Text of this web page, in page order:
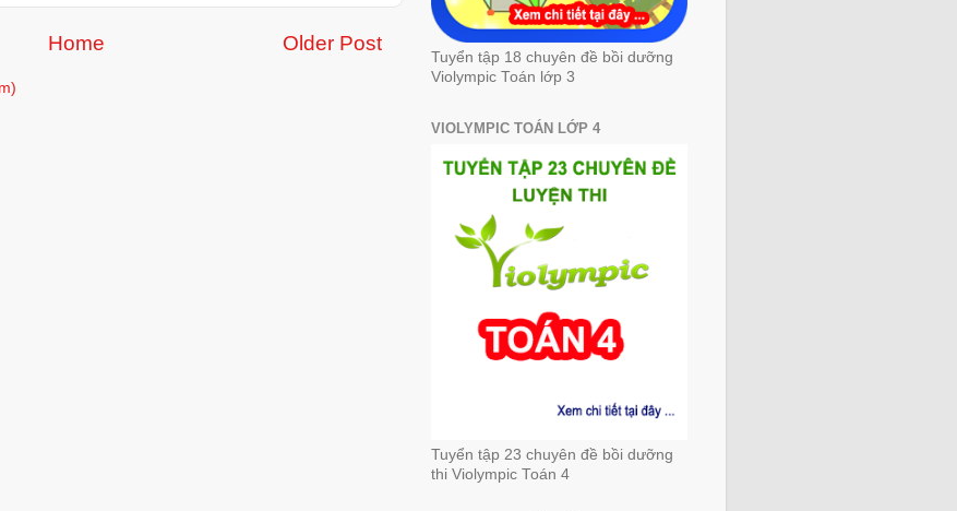
Older Post
Home
Tuyển tập 18 chuyên đề bồi dưỡng
Violympic Toán lớp 3
VIOLYMPIC TOÁN LỚP 4
Tuyển tập 23 chuyên đề bồi dưỡng
thi Violympic Toán 4